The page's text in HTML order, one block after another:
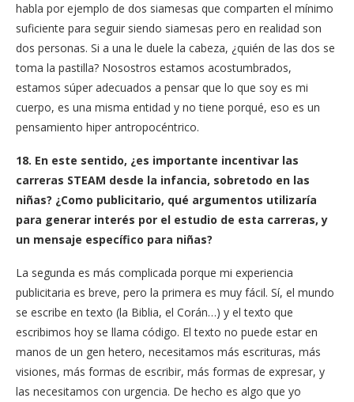
habla por ejemplo de dos siamesas que comparten el mínimo
suficiente para seguir siendo siamesas pero en realidad son
dos personas. Si a una le duele la cabeza, ¿quién de las dos se
toma la pastilla? Nosostros estamos acostumbrados,
estamos súper adecuados a pensar que lo que soy es mi
cuerpo, es una misma entidad y no tiene porqué, eso es un
pensamiento hiper antropocéntrico.
18. En este sentido, ¿es importante incentivar las
carreras STEAM desde la infancia, sobretodo en las
niñas? ¿Como publicitario, qué argumentos utilizaría
para generar interés por el estudio de esta carreras, y
un mensaje específico para niñas?
La segunda es más complicada porque mi experiencia
publicitaria es breve, pero la primera es muy fácil. Sí, el mundo
se escribe en texto (la Biblia, el Corán…) y el texto que
escribimos hoy se llama código. El texto no puede estar en
manos de un gen hetero, necesitamos más escrituras, más
visiones, más formas de escribir, más formas de expresar, y
las necesitamos con urgencia. De hecho es algo que yo